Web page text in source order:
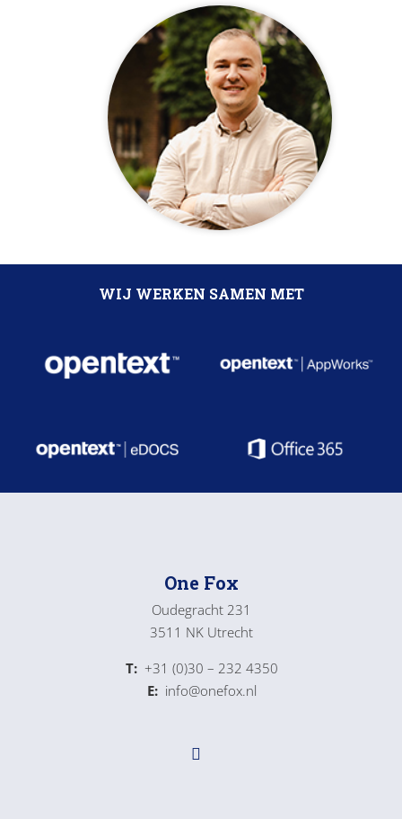
WIJ WERKEN SAMEN MET
One Fox
Oudegracht 231
3511 NK Utrecht
T: +31 (0)30 – 232 4350
E: info@onefox.nl